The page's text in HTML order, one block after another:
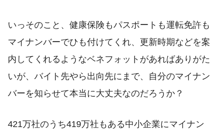
いっそのこと、健康保険もパスポートも運転免許も
マイナンバーでひも付けてくれ、更新時期などを案
内してくれるようなベネフォットがあればありがた
いが、バイト先やら出向先にまで、自分のマイナン
バーを知らせて本当に大丈夫なのだろうか？
421万社のうち419万社もある中小企業にマイナン